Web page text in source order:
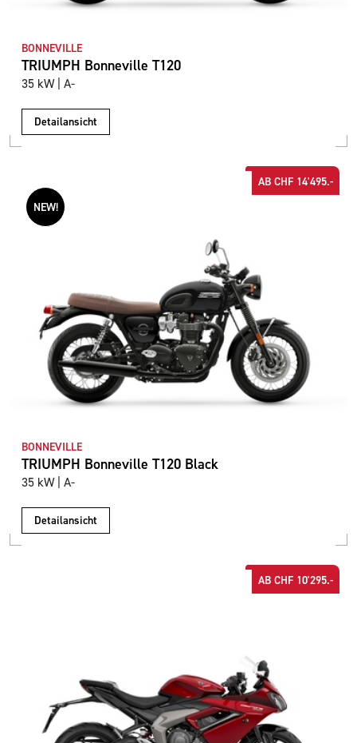
BONNEVILLE
TRIUMPH Bonneville T120
35 kW | A-
Detailansicht
NEW!
BONNEVILLE
TRIUMPH Bonneville T120 Black
35 kW | A-
Detailansicht
AB CHF 14'495.-
AB CHF 10'295.-